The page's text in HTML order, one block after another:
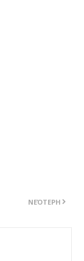
ΝΕΌΤΕΡΗ